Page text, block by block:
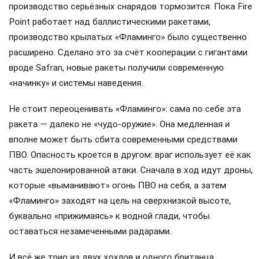
производство серьёзных снарядов тормозится. Пока Fire
Point работает над баллистическими ракетами,
производство крылатых «Фламинго» было существенно
расширено. Сделано это за счёт кооперации с гигантами
вроде Safran, новые ракеты получили современную
«начинку» и системы наведения.
Не стоит переоценивать «Фламинго»: сама по себе эта
ракета — далеко не «чудо-оружие». Она медленная и
вполне может быть сбита современными средствами
ПВО. Опасность кроется в другом: враг использует её как
часть эшелонированной атаки. Сначала в ход идут дроны,
которые «выманивают» огонь ПВО на себя, а затем
«Фламинго» заходят на цель на сверхнизкой высоте,
буквально «прижимаясь» к водной глади, чтобы
оставаться незамеченными радарами.